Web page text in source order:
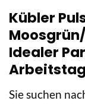
Kübler
Idealer
Sie suchen